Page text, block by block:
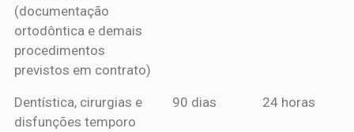
(documentação
ortodôntica e demais
procedimentos
previstos em contrato)
Dentística, cirurgias e
disfunções temporo
90 dias 24 horas